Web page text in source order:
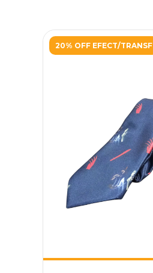
20% OFF EFECT/TRANSF